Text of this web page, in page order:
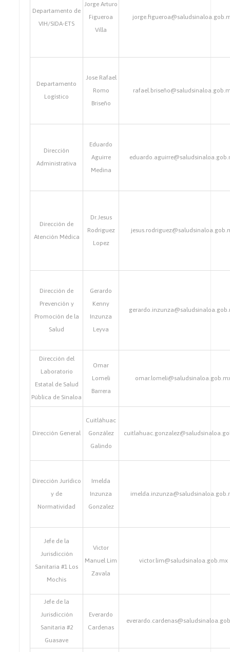
Departamento de
VIH/SIDA-ETS
Jorge Arturo
Figueroa
Villa
Departamento
Logístico
Jose Rafael
Romo
Briseño
Dirección
Administrativa
Eduardo
Aguirre
Medina
Dirección de
Atención Médica
Dr.Jesus
Rodriguez
Lopez
Dirección de
Prevención y
Promoción de la
Salud
Gerardo
Kenny
Inzunza
Leyva
Dirección del
Laboratorio
Estatal de Salud
Pública de Sinaloa
Omar
Lomeli
Barrera
Dirección General
Cuitláhuac
González
Galindo
Dirección Jurídico
y de
Normatividad
Imelda
Inzunza
Gonzalez
Jefe de la
Jurisdicción
Sanitaria #1 Los
Mochis
Victor
Manuel Lim
Zavala
victor.lim@saludsinaloa.gob.mx
Jefe de la
Jurisdicción
Sanitaria #2
Guasave
Everardo
Cardenas